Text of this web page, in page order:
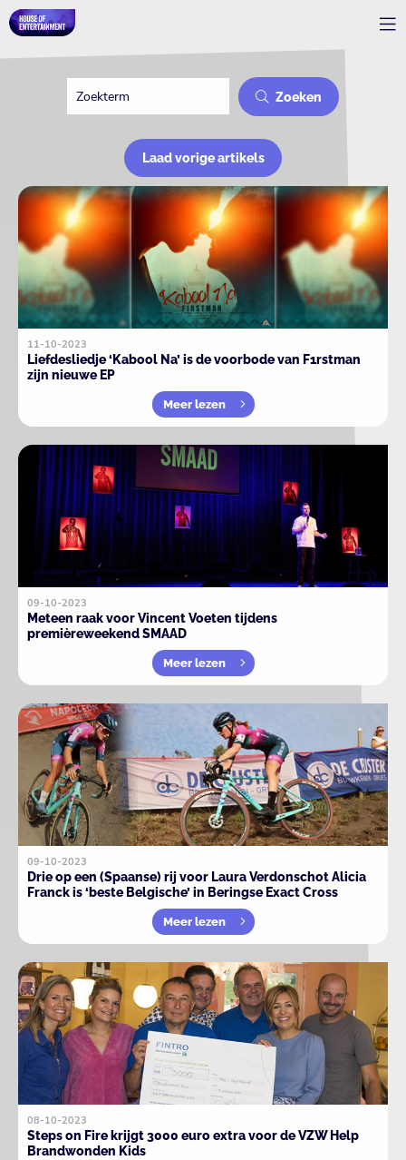
Zoeken
Laad vorige artikels
11-10-2023
Liefdesliedje ‘Kabool Na’ is de voorbode van F1rstman
zijn nieuwe EP
Meer lezen
09-10-2023
Meteen raak voor Vincent Voeten tijdens
premièreweekend SMAAD
Meer lezen
09-10-2023
Drie op een (Spaanse) rij voor Laura Verdonschot Alicia
Franck is ‘beste Belgische’ in Beringse Exact Cross
Meer lezen
08-10-2023
Steps on Fire krijgt 3000 euro extra voor de VZW Help
Brandwonden Kids